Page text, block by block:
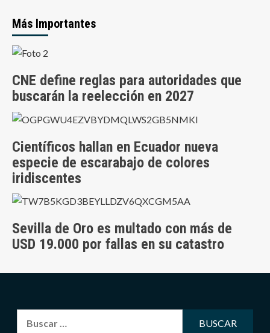
Más Importantes
CNE define reglas para autoridades que
buscarán la reelección en 2027
Científicos hallan en Ecuador nueva
especie de escarabajo de colores
iridiscentes
Sevilla de Oro es multado con más de
USD 19.000 por fallas en su catastro